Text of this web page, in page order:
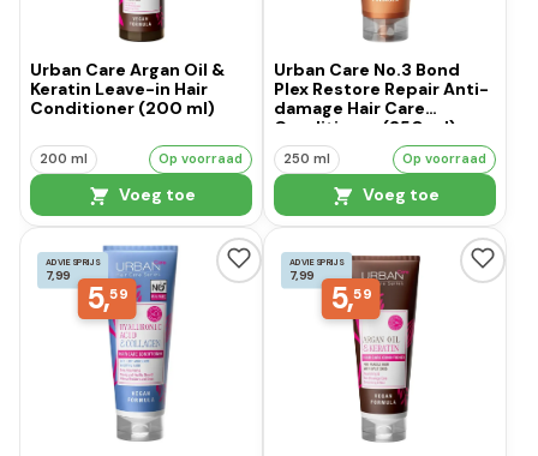
Urban Care Argan Oil &
Keratin Leave-in Hair
Conditioner (200 ml)
200 ml Op voorraad
Voeg toe
Urban Care No.3 Bond
Plex Restore Repair Anti-
damage Hair Care
Conditioner (250 ml)
250 ml Op voorraad
Voeg toe
ADVIESPRIJS
7,99
5,59
ADVIESPRIJS
7,99
5,59